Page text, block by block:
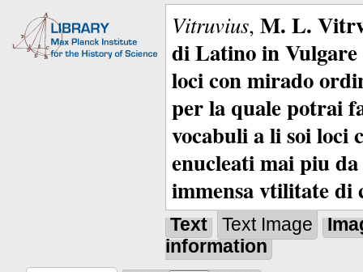
Vitruvius, M. L.
di Latino in Vulgare
loci con mirado
per la quale potrai
vocabuli a li soi loci
enucleati mai piu
immensa vtilitate di
Text Text Image
information